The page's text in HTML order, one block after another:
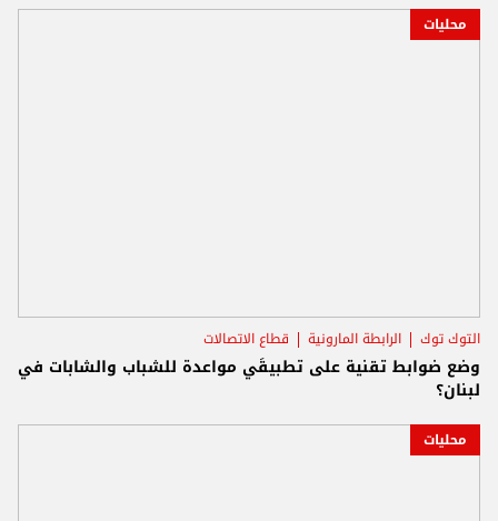
محليات
التوك توك الرابطة المارونية قطاع الاتصالات
وضع ضوابط تقنية على تطبيقَي مواعدة للشباب والشابات في
لبنان؟
محليات